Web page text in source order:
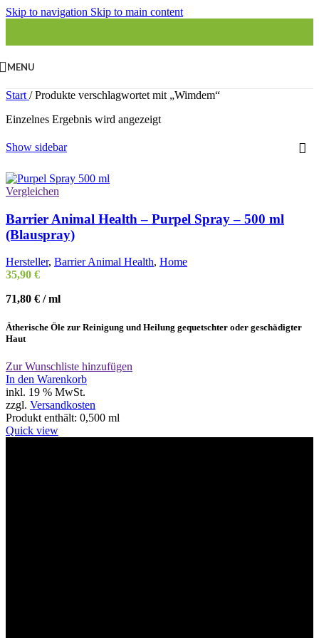
Skip to navigation Skip to main content
MENU
Start / Produkte verschlagwortet mit „Wimdem“
Einzelnes Ergebnis wird angezeigt
Show sidebar
Vergleichen
Barrier Animal Health – Purpel Spray – 500 ml
(Blauspray)
Hersteller, Barrier Animal Health, Home
35,90 €
71,80 € /ml
Ätherische Öle zur Reinigung und Heilung gequetschter oder geschädigter
Haut
Zur Wunschliste hinzufügen
In den Warenkorb
inkl. 19 % MwSt.
zzgl. Versandkosten
Produkt enthält: 0,500 ml
Quick view